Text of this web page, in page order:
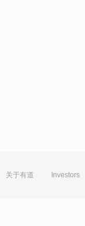
关于有道 Investors